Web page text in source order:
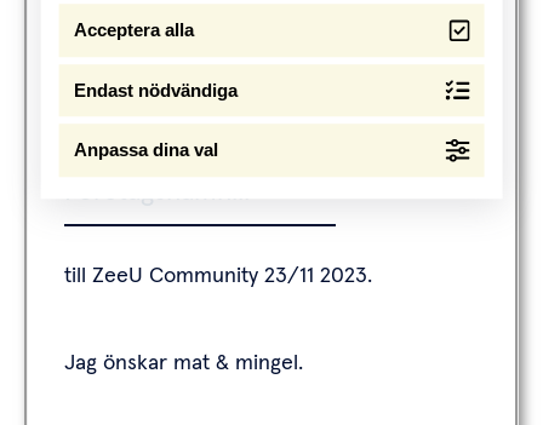
Företag
till ZeeU Community 23/11 2023.
Jag önskar mat & mingel.
Acceptera alla
Endast nödvändiga
Anpassa dina val